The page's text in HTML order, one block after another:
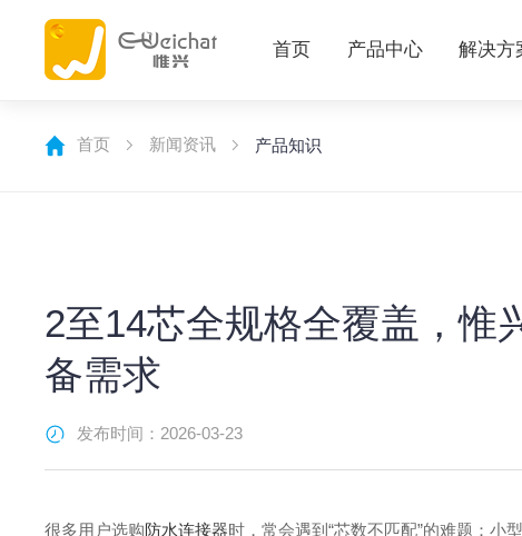
首页 产品中心 解决方
首页 新闻资讯 产品知识
2至14芯全规格全覆盖，惟
备需求
发布时间：2026-03-23
很多用户选购防水连接器时，常会遇到“芯数不匹配”的难题：小